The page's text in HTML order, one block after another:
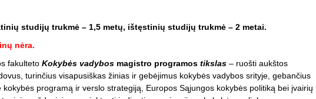
studijų trukmė – 1,5 metų, ištęstinių studijų trukmė – 2 metai.
nėra.
fakulteto Kokybės vadybos magistro programos tikslas – ruošti aukštos
turinčius visapusiškas žinias ir gebėjimus kokybės vadybos srityje, gebančius
programą ir verslo strategiją, Europos Sąjungos kokybės politiką bei įvairių